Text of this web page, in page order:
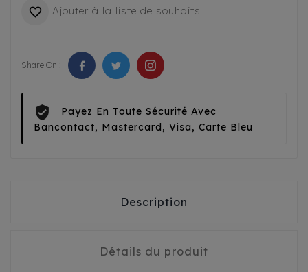
 Ajouter à la liste de souhaits
Share On :
Payez En Toute Sécurité Avec
Bancontact, Mastercard, Visa, Carte Bleu
Description
Détails du produit